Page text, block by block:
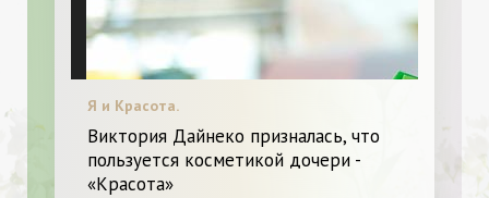
Я и Красота.
Виктория Дайнеко призналась, что
пользуется косметикой дочери -
«Красота»